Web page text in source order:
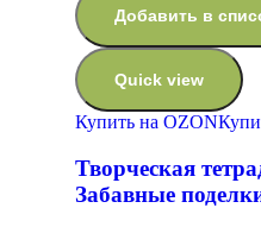
Добавить в
Quick view
Купить на OZON
Творческая
Забавные